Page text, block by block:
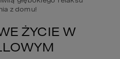
z domu!
ŻYCIE W